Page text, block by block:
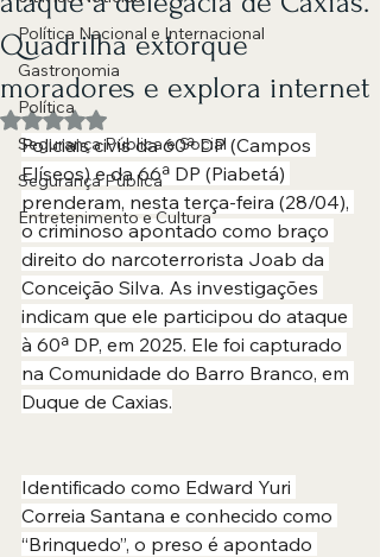
Política Nacional e Internacional
Gastronomia
Política
Segurança Pública e Social
Segurança Pública
Entretenimento e Cultura
Quadrilha extorque
moradores e explora internet
Avaliado com NaN de 5 estrelas.
Policiais civis da 60ª DP (Campos
Elíseos) e da 66ª DP (Piabetá)
prenderam, nesta terça-feira (28/04),
o criminoso apontado como braço
direito do narcoterrorista Joab da
Conceição Silva. As investigações
indicam que ele participou do ataque
à 60ª DP, em 2025. Ele foi capturado
na Comunidade do Barro Branco, em
Duque de Caxias.
Identificado como Edward Yuri
Correia Santana e conhecido como
“Brinquedo”, o preso é apontado